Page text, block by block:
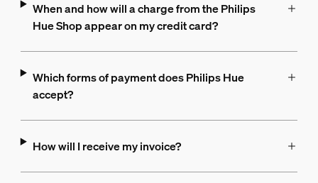
When and how will a charge from the Philips
Hue Shop appear on my credit card?
Which forms of payment does Philips Hue
accept?
How will I receive my invoice?